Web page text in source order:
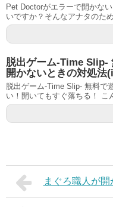
Pet Doctorがエラーで開かな
いですか？そんなアナタのた
脱出ゲーム-Time Slip-
開かないときの対処法
脱出ゲーム-Time Slip- 無料で
い！開いてもすぐ落ちる！ こ
まぐろ職人が